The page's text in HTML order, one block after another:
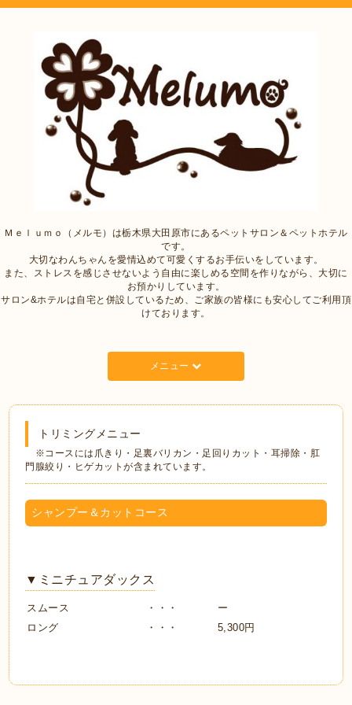
Ｍｅｌｕｍｏ（メルモ）は栃木県大田原市にあるペットサロン＆ペットホテル
です。
大切なわんちゃんを愛情込めて可愛くするお手伝いをしています。
また、ストレスを感じさせないよう自由に楽しめる空間を作りながら、大切に
お預かりしています。
サロン&ホテルは自宅と併設しているため、ご家族の皆様にも安心してご利用頂
けております。
メニュー
トリミングメニュー
※コースには爪きり・足裏バリカン・足回りカット・耳掃除・肛
門腺絞り・ヒゲカットが含まれています。
シャンプー＆カットコース
▼ミニチュアダックス
スムース ・・・
ー
ロング
・・・ 5,300円